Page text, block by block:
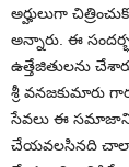
అర్హులుగా
అన్నారు. ఈ
ఉత్తేజితులను
శ్రీ వనజకుమారు
సేవలు ఈ
చేయవలసినది చాలా